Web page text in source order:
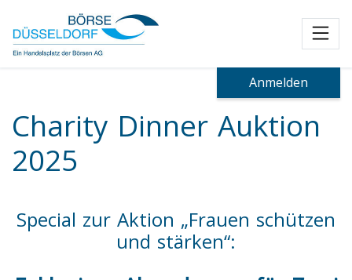
Anmelden
Charity Dinner Auktion
2025
Special zur Aktion „Frauen schützen
und stärken“: